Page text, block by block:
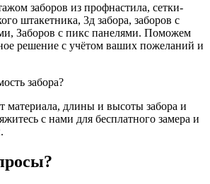
заборов из профнастила, сетки-
штакетника, 3д забора, заборов с
Заборов с пикс панелями. Поможем
решение с учётом ваших пожеланий и
забора?
материала, длины и высоты забора и
с нами для бесплатного замера и